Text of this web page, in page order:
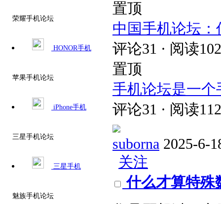
荣耀手机论坛
HONOR手机
苹果手机论坛
iPhone手机
三星手机论坛
三星手机
魅族手机论坛
置顶
中国手机论坛
评论31 · 阅读
置顶
手机论坛是一
评论31 · 阅读
suborna 2025-6-
关注
什么才算特殊